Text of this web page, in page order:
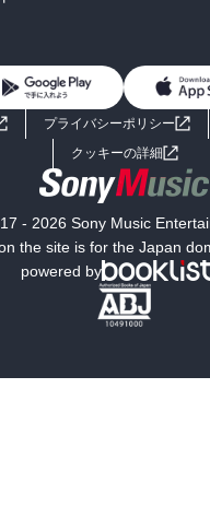
男子向け
小説
海外小説
SF
文学
お問い合
プライバシーポリシー
クッキーの詳細
- 2026 Sony Music
the site is for the Japan
powered by